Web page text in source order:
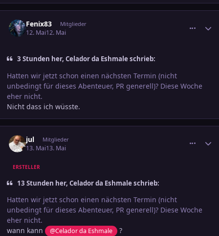
Fenix83 Mitglieder
12. Mai12. Mai
3 Stunden her, Celador da Eshmale schrieb:
Hatten wir jetzt schon einen nächsten Termin (nicht
unbedingt für dieses Abenteuer, PR generell)? Diese Woche
eher nicht.
Nicht dass ich wüsste.
jul Mitglieder
13. Mai13. Mai
ERSTELLER
13 Stunden her, Celador da Eshmale schrieb:
Hatten wir jetzt schon einen nächsten Termin (nicht
unbedingt für dieses Abenteuer, PR generell)? Diese Woche
eher nicht.
wann kann
@Celador da Eshmale
?